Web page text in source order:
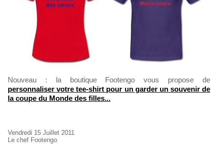
Nouveau : la boutique Footengo vous propose de
personnaliser votre tee-shirt pour un garder un souvenir de
la coupe du Monde des filles...
Vendredi 15 Juillet 2011
Le chef Footengo